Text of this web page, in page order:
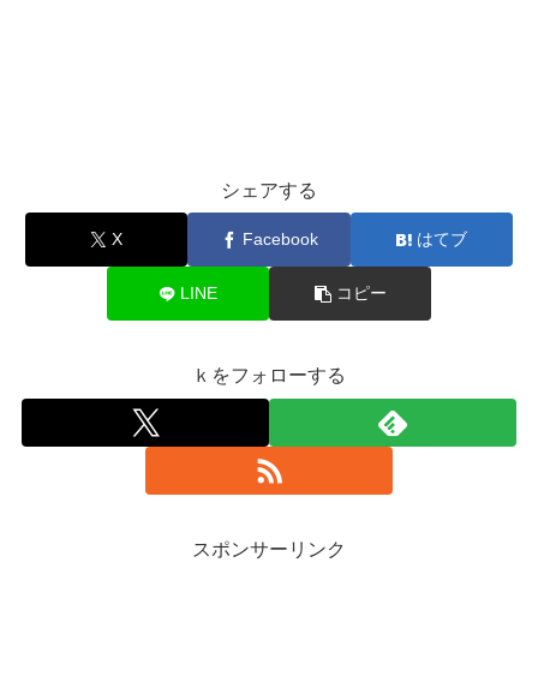
シェアする
X Facebook はてブ
LINE コピー
ｋをフォローする
スポンサーリンク